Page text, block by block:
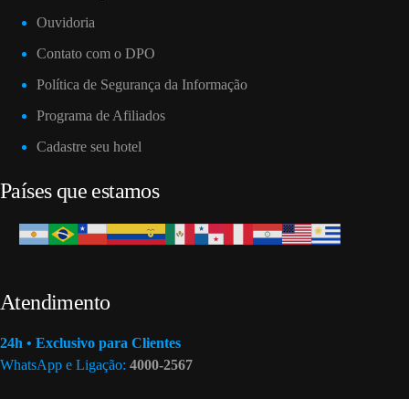
Ouvidoria
Contato com o DPO
Política de Segurança da Informação
Programa de Afiliados
Cadastre seu hotel
Países que estamos
Atendimento
24h • Exclusivo para Clientes
WhatsApp e Ligação: 4000-2567